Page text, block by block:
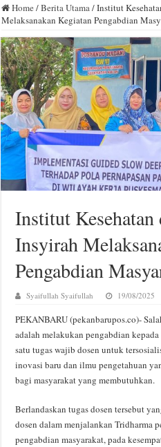
Home /Berita Utama/Institut
Melaksanakan Kegiatan Pengabdian
Institut
Insyirah
Pengabdian
Syaifullah Syaifullah 19/08/2025
PEKANBARU (pekanbarupos.co)-
adalah melakukan pengabdian
satu tugas wajib dosen untuk
inovasi baru dan ilmu pengetahuan
bagi masyarakat yang membutuhkan.
Berlandaskan tugas dosen tersebut
dosen dalam menjalankan Tridharma
pengabdian masyarakat, pada